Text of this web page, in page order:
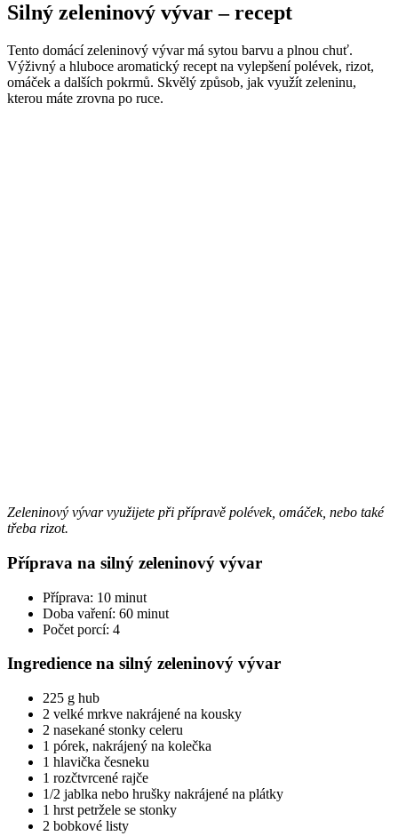
Silný zeleninový vývar – recept
Tento domácí zeleninový vývar má sytou barvu a plnou chuť.
Výživný a hluboce aromatický recept na vylepšení polévek, rizot,
omáček a dalších pokrmů. Skvělý způsob, jak využít zeleninu,
kterou máte zrovna po ruce.
Zeleninový vývar využijete při přípravě polévek, omáček, nebo také
třeba rizot.
Příprava na silný zeleninový vývar
Příprava: 10 minut
Doba vaření: 60 minut
Počet porcí: 4
Ingredience na silný zeleninový vývar
225 g hub
2 velké mrkve nakrájené na kousky
2 nasekané stonky celeru
1 pórek, nakrájený na kolečka
1 hlavička česneku
1 rozčtvrcené rajče
1/2 jablka nebo hrušky nakrájené na plátky
1 hrst petržele se stonky
2 bobkové listy